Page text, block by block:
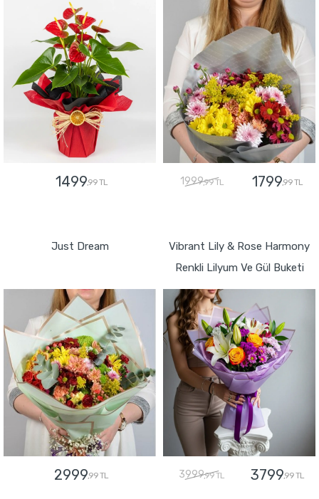
1499,99 TL 1999,99 TL 1799,99 TL
Just Dream
2999,99 TL
Vibrant Lily & Rose Harmony
Renkli Lilyum Ve Gül Buketi
3999,99 TL 3799,99 TL